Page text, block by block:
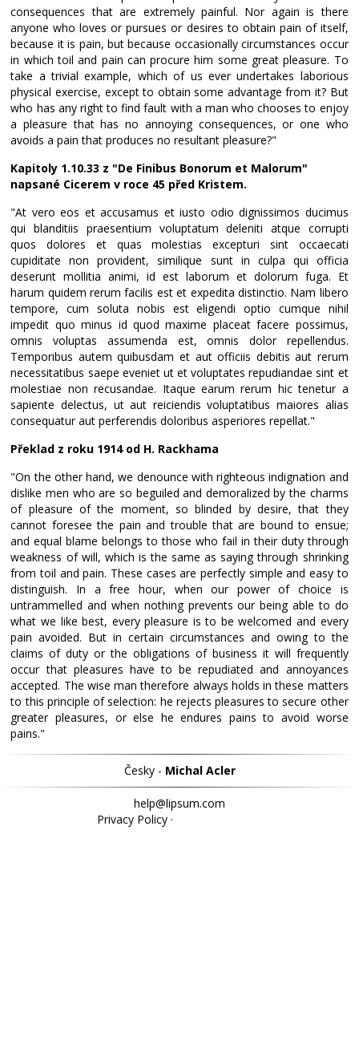
consequences that are extremely painful. Nor again is there
anyone who loves or pursues or desires to obtain pain of itself,
because it is pain, but because occasionally circumstances occur
in which toil and pain can procure him some great pleasure. To
take a trivial example, which of us ever undertakes laborious
physical exercise, except to obtain some advantage from it? But
who has any right to find fault with a man who chooses to enjoy
a pleasure that has no annoying consequences, or one who
avoids a pain that produces no resultant pleasure?"
Kapitoly 1.10.33 z "De Finibus Bonorum et Malorum"
napsané Cicerem v roce 45 před Kristem.
"At vero eos et accusamus et iusto odio dignissimos ducimus
qui blanditiis praesentium voluptatum deleniti atque corrupti
quos dolores et quas molestias excepturi sint occaecati
cupiditate non provident, similique sunt in culpa qui officia
deserunt mollitia animi, id est laborum et dolorum fuga. Et
harum quidem rerum facilis est et expedita distinctio. Nam libero
tempore, cum soluta nobis est eligendi optio cumque nihil
impedit quo minus id quod maxime placeat facere possimus,
omnis voluptas assumenda est, omnis dolor repellendus.
Temporibus autem quibusdam et aut officiis debitis aut rerum
necessitatibus saepe eveniet ut et voluptates repudiandae sint et
molestiae non recusandae. Itaque earum rerum hic tenetur a
sapiente delectus, ut aut reiciendis voluptatibus maiores alias
consequatur aut perferendis doloribus asperiores repellat."
Překlad z roku 1914 od H. Rackhama
"On the other hand, we denounce with righteous indignation and
dislike men who are so beguiled and demoralized by the charms
of pleasure of the moment, so blinded by desire, that they
cannot foresee the pain and trouble that are bound to ensue;
and equal blame belongs to those who fail in their duty through
weakness of will, which is the same as saying through shrinking
from toil and pain. These cases are perfectly simple and easy to
distinguish. In a free hour, when our power of choice is
untrammelled and when nothing prevents our being able to do
what we like best, every pleasure is to be welcomed and every
pain avoided. But in certain circumstances and owing to the
claims of duty or the obligations of business it will frequently
occur that pleasures have to be repudiated and annoyances
accepted. The wise man therefore always holds in these matters
to this principle of selection: he rejects pleasures to secure other
greater pleasures, or else he endures pains to avoid worse
pains."
Česky - Michal Acler
help@lipsum.com
Privacy Policy·